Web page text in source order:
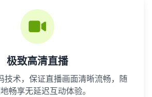
极致高清直播
技术，保证直播画面清晰流畅，随
畅享无延迟互动体验。